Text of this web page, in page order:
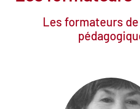
Les formateurs de